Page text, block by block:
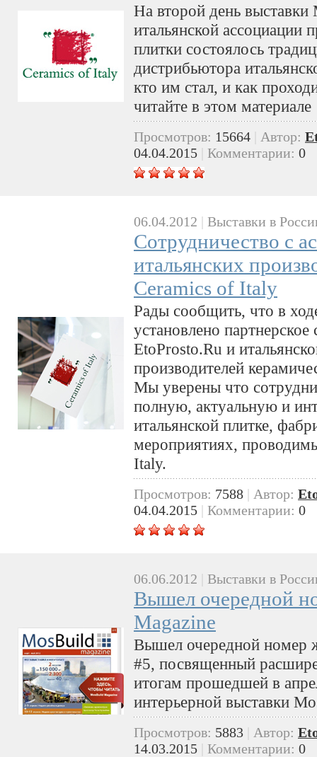
На второй день
итальянской ассоциации
плитки состоялось
дистрибьютора
кто им стал, и как
читайте в этом материале
Просмотров: 15664 Автор:
04.04.2015
Комментарии: 0
06.04.2012 | Выставки в
Сотрудничество с
итальянских
Ceramics of Italy
Рады сообщить, что в
установлено
EtoProsto.Ru и
производителей
Мы уверены что
полную, актуальную и
итальянской плитке,
мероприятиях,
Italy.
Просмотров: 7588 | Автор:
04.04.2015 | Комментарии: 0
06.06.2012 Выставки в
Вышел очередной
Magazine
Вышел очередной номер
#5, посвященный
итогам прошедшей в
интерьерной выставки
Просмотров: 5883 Автор:
14.03.2015
Комментарии: 0